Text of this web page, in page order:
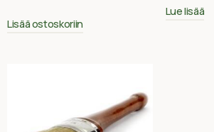
Lisää ostoskoriin
Lue lisää